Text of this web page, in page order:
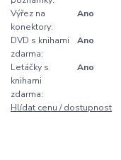
Výřez na
konektory:
Ano
DVD s knihami
zdarma:
Ano
Letáčky s
knihami
zdarma:
Ano
Hlídat cenu / dostupnost